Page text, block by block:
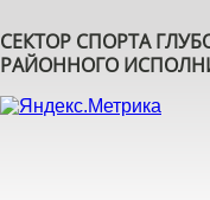
СЕКТОР СПОРТА
РАЙОННОГО